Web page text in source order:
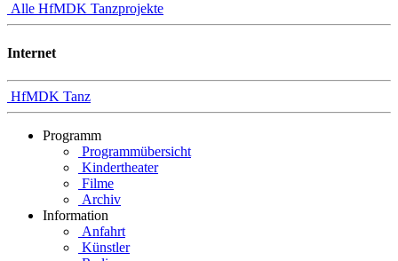
Alle HfMDK Tanzprojekte
Internet
HfMDK Tanz
Programm
Programmübersicht
Kindertheater
Filme
Archiv
Information
Anfahrt
Künstler